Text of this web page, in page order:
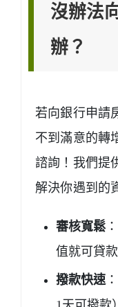
沒辦法
辦？
若向銀行申請
不到滿意的轉
諮詢！我們提
解決你遇到的
審核寬鬆
值就可貸款
撥款快速